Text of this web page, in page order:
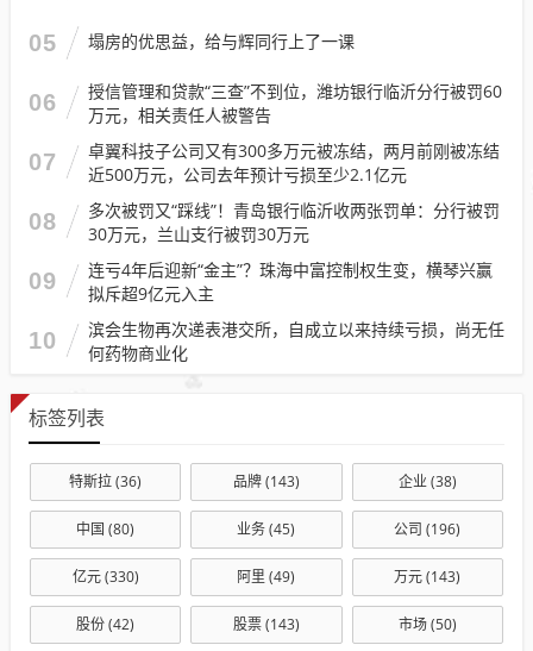
05 塌房的优思益，给与辉同行上了一课
06
授信管理和贷款“三查”不到位，潍坊银行临沂分行被罚60
万元，相关责任人被警告
07
卓翼科技子公司又有300多万元被冻结，两月前刚被冻结
近500万元，公司去年预计亏损至少2.1亿元
08
多次被罚又“踩线”！青岛银行临沂收两张罚单：分行被罚
30万元，兰山支行被罚30万元
09
连亏4年后迎新“金主”？珠海中富控制权生变，横琴兴赢
拟斥超9亿元入主
10
滨会生物再次递表港交所，自成立以来持续亏损，尚无任
何药物商业化
标签列表
特斯拉(36) 品牌(143) 企业(38)
中国 (80) 业务(45) 公司 (196)
亿元(330) 阿里 (49) 万元(143)
股份(42) 股票(143) 市场(50)